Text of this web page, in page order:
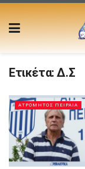
Ετικέτα:Δ.Σ
ΑΤΡΟΜΗΤΟΣ ΠΕΙΡΑΙΑ